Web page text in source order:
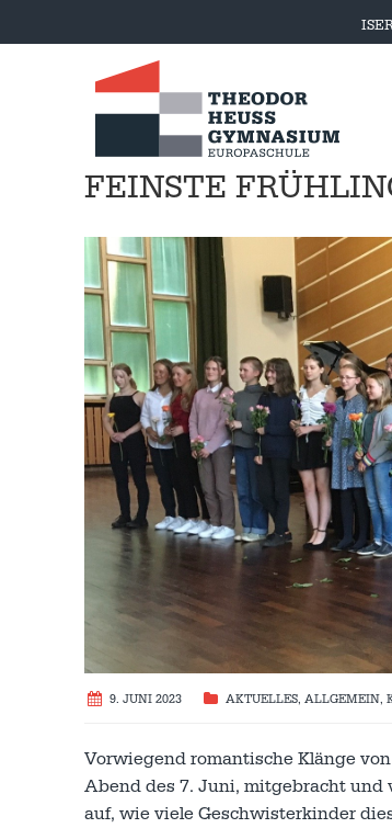
FEINSTE
9. JUNI 2023 AKTUELLES, ALLGEMEIN,
Vorwiegend romantische Klänge
Abend des 7. Juni, mitgebracht und
auf, wie viele Geschwisterkinder